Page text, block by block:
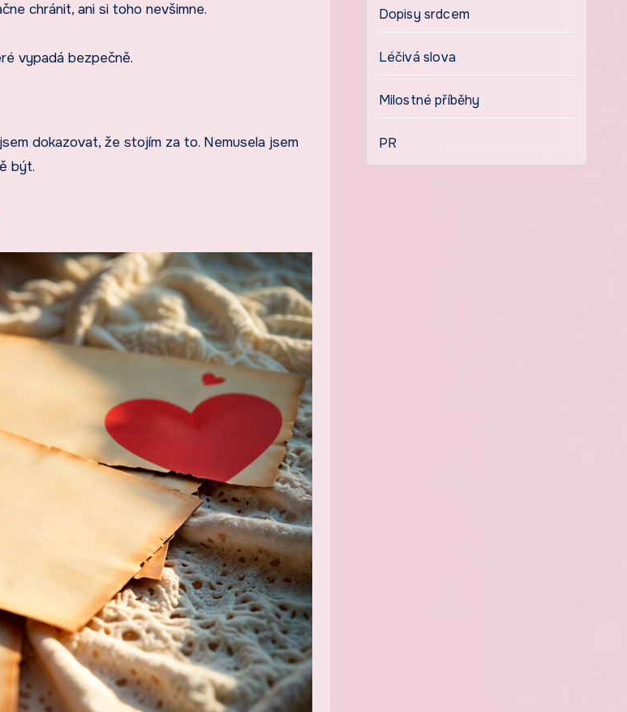
chránit, ani si toho nevšimne.
vypadá bezpečně.
dokazovat, že stojím za to. Nemusela jsem
být.
Dopisy srdcem
Léčivá slova
Milostné příběhy
PR